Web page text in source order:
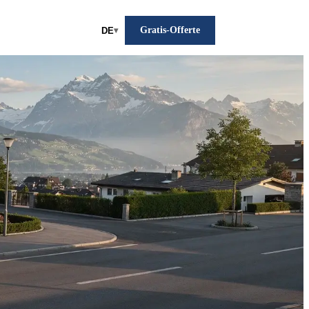
DE▾ Gratis-Offerte